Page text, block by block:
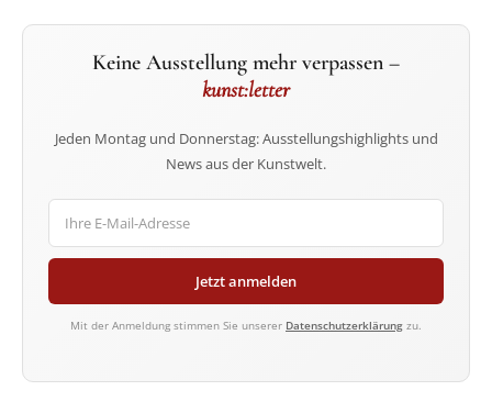
Keine Ausstellung mehr verpassen –
kunst:letter
Jeden Montag und Donnerstag: Ausstellungshighlights und
News aus der Kunstwelt.
Jetzt anmelden
Mit der Anmeldung stimmen Sie unserer Datenschutzerklärung zu.